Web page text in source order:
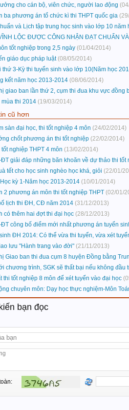
cho cán bộ, viên chức, người lao động
ba phương án tổ chức kì thi THPT quốc gia
và Lịch tập trung học sinh vào lớp 10 năm
LỘC ĐƯỢC CÔNG NHẬN ĐẠT CHUẨN
tốt nghiệp trong 2,5 ngày (01/04/2014)
giáo dục pháp luật (08/05/2014)
thứ 3-Kỳ thi tuyển sinh vào lớp 10(Năm học
kết năm học 2013-2014 (08/06/2014)
giao ban lần thứ 2, cụm thi đua khu vực đồng
mùa thi 2014 (19/03/2014)
cũ hơn
sàn đại học, thi tốt nghiệp 4 môn (24/02/2014)
chốt phương án thi tốt nghiệp (22/02/2014)
nghiệp THPT 4 môn (13/02/2014)
ĐT giải đáp những băn khoăn về dự thảo thi tốt
tết cho học sinh nghèo học khá, giỏi (22/01/
kỳ 1-Năm học 2013-2014 (10/01/2014)
2 phương án môn thi tốt nghiệp THPT (02/01/
lịch thi ĐH, CĐ năm 2014 (31/12/2013)
có thêm hai đợt thi đại học (28/12/2013)
ĐT công bố điểm mới nhất phương án tuyển
ĐH 2014: Có thể vừa thi tuyển, vừa xét
lưu "Hành trang vào đời" (21/11/2013)
Giao ban thi đua cụm 8 huyện Đồng bằng
chương trình, SGK sẽ thất bại nếu không đầu
thi tốt nghiệp 8 môn để xét tuyển vào đại học
chuyên môn: Dạy học thực nghiệm-Môn
bạn đọc